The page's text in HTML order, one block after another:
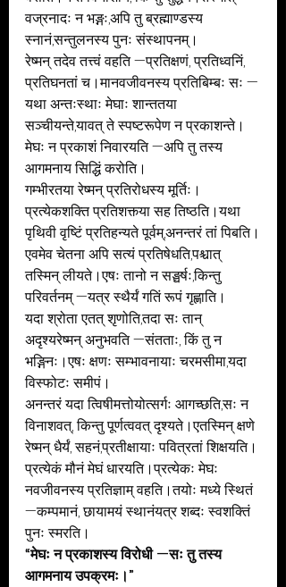
वज्रनादः न भङ्गः,अपि तु ब्रह्माण्डस्य
स्नानं,सन्तुलनस्य पुनः संस्थापनम्।
रेष्मन् तदेव तत्त्वं वहति —प्रतिक्षणं, प्रतिध्वनिं,
प्रतिघनतां च।मानवजीवनस्य प्रतिबिम्बः सः —
यथा अन्तःस्थाः मेघाः शान्ततया
सञ्चीयन्ते,यावत् ते स्पष्टरूपेण न प्रकाशन्ते।
मेघः न प्रकाशं निवारयति —अपि तु तस्य
आगमनाय सिद्धिं करोति।
गम्भीरतया रेष्मन् प्रतिरोधस्य मूर्तिः।
प्रत्येकशक्ति प्रतिशक्त्या सह तिष्ठति।यथा
पृथिवी वृष्टिं प्रतिहन्यते पूर्वम्,अनन्तरं तां पिबति।
एवमेव चेतना अपि सत्यं प्रतिषेधति,पश्चात्
तस्मिन् लीयते।एषः तानो न सङ्घर्षः,किन्तु
परिवर्तनम् —यत्र स्थैर्यं गतिं रूपं गृह्णाति।
यदा श्रोता एतत् शृणोति,तदा सः तान्
अदृश्यरेष्मन् अनुभवति —संतताः, किं तु न
भङ्गिनः।एषः क्षणः सम्भावनायाः चरमसीमा,यदा
विस्फोटः समीपं।
अनन्तरं यदा त्विषीमत्तोयोत्सर्गः आगच्छति,सः न
विनाशवत्, किन्तु पूर्णत्ववत् दृश्यते।एतस्मिन् क्षणे
रेष्मन् धैर्यं, सहनं,प्रतीक्षायाः पवित्रतां शिक्षयति।
प्रत्येकं मौनं मेघं धारयति।प्रत्येकः मेघः
नवजीवनस्य प्रतिज्ञाम् वहति।तयोः मध्ये स्थितं
—कम्पमानं, छायामयं स्थानंयत्र शब्दः स्वशक्तिं
पुनः स्मरति।
“मेघः न प्रकाशस्य विरोधी —सः तु तस्य
आगमनाय उपक्रमः।”